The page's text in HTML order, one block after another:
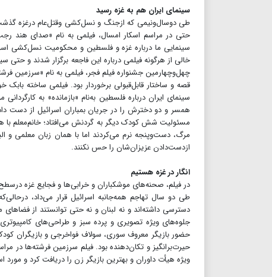
سینمای ایران هم به غزه رسید
طی دوسال‌ونیمی که ازجنگ و نسل‌کشی وقتل‌عام درغزه
حتی در مراسم اسکار امسال، فیلمی به نام «صدای هند
سینمایی ما درباره غزه و فلسطین و محکومیت نسل‌کشی
خالی از هرگونه فیلمی درباره این فاجعه برگزار شدند و
چهل‌وچهارمین جشنواره فیلم فجر، فیلمی به نام «سرزمین
قصه و ساختار قابل‌قبولی برخوردار بود. فیلمی ساخته
سینمای ایران درباره فلسطین به‌نام «بازمانده» به
مسئولیت شش کودک دیگر به گردنش می‌افتاد؛ خانم‌معلم
مرگ، دست‌وپنجه نرم می‌کردند اما با همان زبان معلمی و
ازدست‌دادن عزیزان‌شان را حس نکنند.
انگار در غزه هستیم
در فیلم، صحنه‌های موشکباران و خرابی‌ها و فجایع غزه
طی دو سال تهاجم همه‌جانبه اسرائیل قرار می‌داد،
دسترسی داشته‌اند و نه لبنان و نه حتی توانستند از
جلوه‌های ویژه تصویری و پرده سبز و طراحی‌های
حضور بازیگر معروف سوری، سولاف فواخرجی و بازیگران
حیرت‌برانگیز و تکان‌دهنده بود. فیلم سرزمین فرشته‌ها در
ویژه هیأت داوران و بهترین بازیگر زن را دریافت کرد و